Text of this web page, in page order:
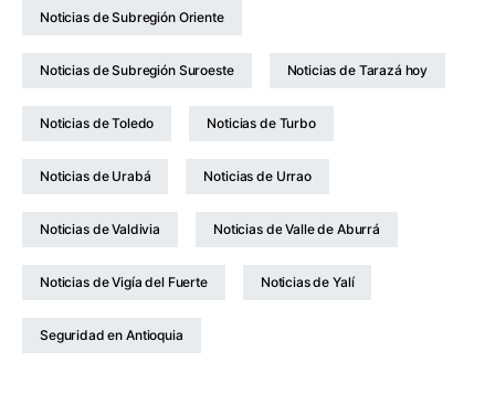
Noticias de Subregión Oriente
Noticias de Subregión Suroeste Noticias de Tarazá hoy
Noticias de Toledo Noticias de Turbo
Noticias de Urabá Noticias de Urrao
Noticias de Valdivia Noticias de Valle de Aburrá
Noticias de Vigía del Fuerte Noticias de Yalí
Seguridad en Antioquia